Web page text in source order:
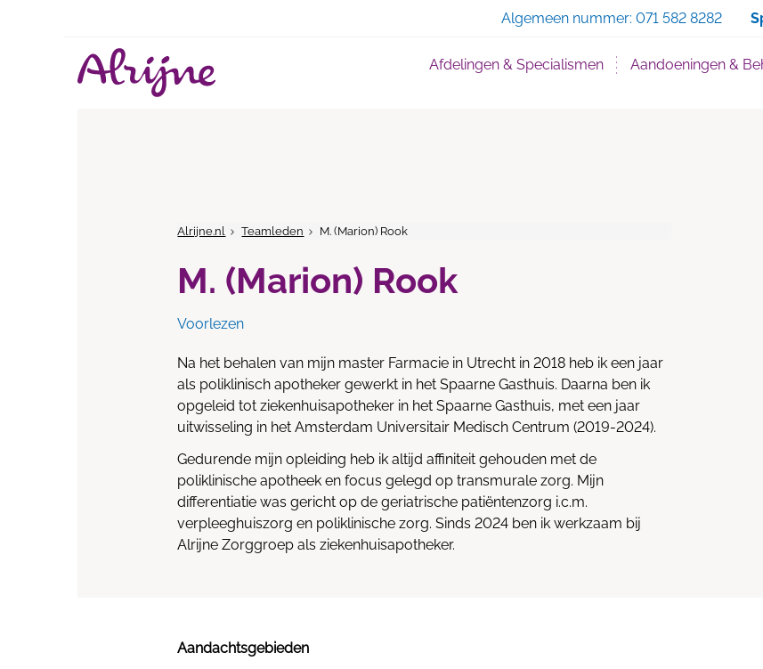
Algemeen nummer: 071 582 8282
Afdelingen & Specialismen Aandoeningen &
Alrijne.nl Teamleden M. (Marion) Rook
M. (Marion) Rook
Voorlezen
Na het behalen van mijn master Farmacie in Utrecht in 2018 heb ik een jaar
als poliklinisch apotheker gewerkt in het Spaarne Gasthuis. Daarna ben ik
opgeleid tot ziekenhuisapotheker in het Spaarne Gasthuis, met een jaar
uitwisseling in het Amsterdam Universitair Medisch Centrum (2019-2024).
Gedurende mijn opleiding heb ik altijd affiniteit gehouden met de
poliklinische apotheek en focus gelegd op transmurale zorg. Mijn
differentiatie was gericht op de geriatrische patiëntenzorg i.c.m.
verpleeghuiszorg en poliklinische zorg. Sinds 2024 ben ik werkzaam bij
Alrijne Zorggroep als ziekenhuisapotheker.
Aandachtsgebieden